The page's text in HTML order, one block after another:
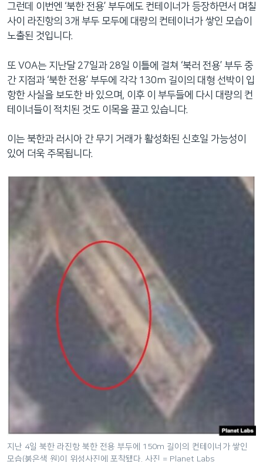
그런데 이번엔 ‘북한 전용’ 부두에도 컨테이너가 등장하면서 며칠
사이 라진항의 3개 부두 모두에 대량의 컨테이너가 쌓인 모습이
노출된 것입니다.
또 VOA는 지난달 27일과 28일 이틀에 걸쳐 ‘북러 전용’ 부두 중
간 지점과 ‘북한 전용’ 부두에 각각 130m 길이의 대형 선박이 입
항한 사실을 보도한 바 있으며, 이후 이 부두들에 다시 대량의 컨
테이너들이 적치된 것도 이목을 끌고 있습니다.
이는 북한과 러시아 간 무기 거래가 활성화된 신호일 가능성이
있어 더욱 주목됩니다.
지난 4일 북한 라진항 북한 전용 부두에 150m 길이의 컨테이너가 쌓인
모습(붉은색 원)이 위성사진에 포착됐다. 사진 = Planet Labs